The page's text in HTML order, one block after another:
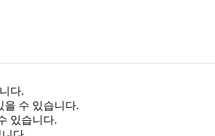
다.
을 수 있습니다.
있습니다.